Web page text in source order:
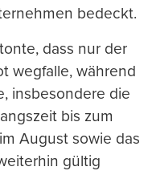
bedeckt.
dass nur der
wegfalle, während
insbesondere die
bis zum
August sowie das
gültig